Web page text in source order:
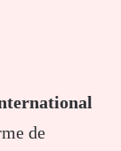
de